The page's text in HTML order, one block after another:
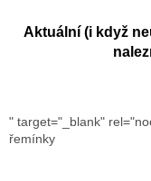
Aktuální (i když
" target="_blank"
řemínky